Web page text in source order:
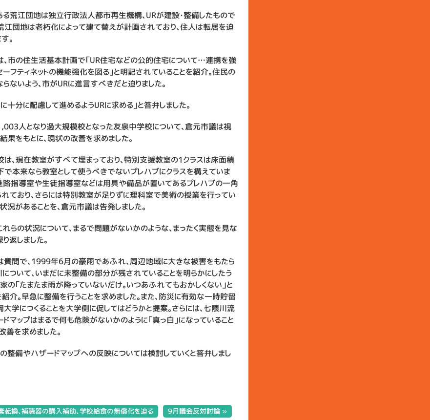
荒江団地は独立行政法人都市再生機構、URが建設・整備したもので
江団地は老朽化によって建て替えが計画されており、住人は転居を迫
。
、市の住生活基本計画で「UR住宅などの公的住宅について…連携を強
フティネットの機能強化を図る」と明記されていることを紹介。住民の
ないよう、市がURに進言すべきだと迫りました。
十分に配慮して進めるようURに求める」と答弁しました。
人となり過大規模校となった友泉中学校について、倉元市議は視
果をもとに、現状の改善を求めました。
、現在教室がすべて埋まっており、特別支援教室の1クラスは床面積
本来なら教室として使うべきでないプレハブにクラスを構えていま
路指導室や生徒指導室などは用具や備品が置いてあるプレハブの一角
ており、さらには特別教室が足りずに理科室で美術の授業を行ってい
況があることを、倉元市議は告発しました。
らの状況について、まるで問題がないかのような、まったく実態を見な
返しました。
質問で、1999年6月の豪雨であふれ、周辺地域に大きな被害をもたら
ついて、いまだに未整備の部分が残されていることを明らかにしたう
の「たまたま雨が降っていないだけ。いつあふれてもおかしくない」と
介。早急に整備を行うことを求めました。また、防災に有効な一時貯留
学につくることを大学側に促してはどうかと提案。さらには、七隈川流
マップはまるで何も危険がないかのように「真っ白」になっていること
善を求めました。
整備やハザードマップへの反映については検討していくと答弁しまし
転換、補聴器の購入補助、学校給食の無償化を迫る 9月議会反対討論 »